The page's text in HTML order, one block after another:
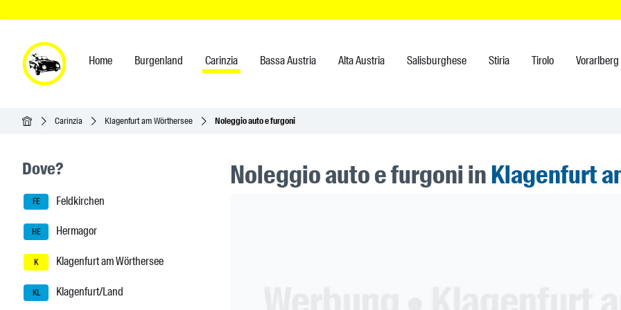
Home Burgenland Carinzia Bassa Austria Alta Austria Salisburghese Stiria Tirolo Vorarlberg
Home Carinzia Klagenfurt am Wörthersee Noleggio auto e furgoni
Seitenleisten-Navigation
Dove?
FE Feldkirchen
HE Hermagor
K Klagenfurt am Wörthersee
KL Klagenfurt/Land
Noleggio auto e furgoni inKlagenfurt